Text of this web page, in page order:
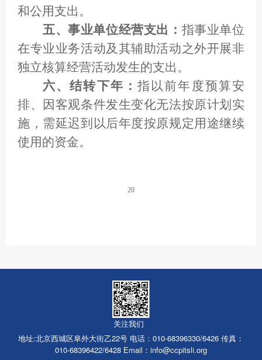
和公用支出。
五、事业单位经营支出： 指事业单位
在专业业务活动及其辅助活动之外开展非
独立核算经营活动发生的支出。
六、结转下年： 指以前年度预算安
排、因客观条件发生变化无法按原计划实
施，需延迟到以后年度按原规定用途继续
使用的资金。
20
关注我们
地址:北京西城区阜外大街乙22号 电话：010-68396330/6426 传真：
010-68396422/6428 Email： info@ccpitsli.org